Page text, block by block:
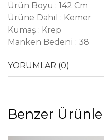
Ürün Boyu : 142 Cm
Ürüne Dahil : Kemer
Kumaş : Krep
Manken Bedeni : 38
YORUMLAR (0)
Benzer